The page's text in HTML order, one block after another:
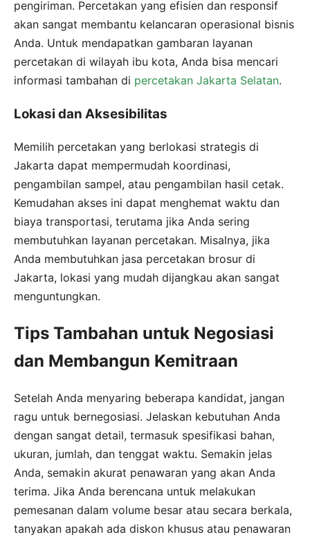
pengiriman. Percetakan yang efisien dan responsif
akan sangat membantu kelancaran operasional bisnis
Anda. Untuk mendapatkan gambaran layanan
percetakan di wilayah ibu kota, Anda bisa mencari
informasi tambahan di percetakan Jakarta Selatan.
Lokasi dan Aksesibilitas
Memilih percetakan yang berlokasi strategis di
Jakarta dapat mempermudah koordinasi,
pengambilan sampel, atau pengambilan hasil cetak.
Kemudahan akses ini dapat menghemat waktu dan
biaya transportasi, terutama jika Anda sering
membutuhkan layanan percetakan. Misalnya, jika
Anda membutuhkan jasa percetakan brosur di
Jakarta, lokasi yang mudah dijangkau akan sangat
menguntungkan.
Tips Tambahan untuk Negosiasi
dan Membangun Kemitraan
Setelah Anda menyaring beberapa kandidat, jangan
ragu untuk bernegosiasi. Jelaskan kebutuhan Anda
dengan sangat detail, termasuk spesifikasi bahan,
ukuran, jumlah, dan tenggat waktu. Semakin jelas
Anda, semakin akurat penawaran yang akan Anda
terima. Jika Anda berencana untuk melakukan
pemesanan dalam volume besar atau secara berkala,
tanyakan apakah ada diskon khusus atau penawaran